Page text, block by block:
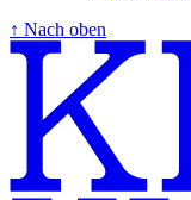
↑ Nach oben